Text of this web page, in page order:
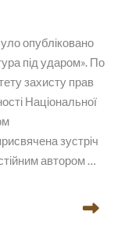
опубліковано
під ударом». По
захисту прав
Національної
зустріч
автором …